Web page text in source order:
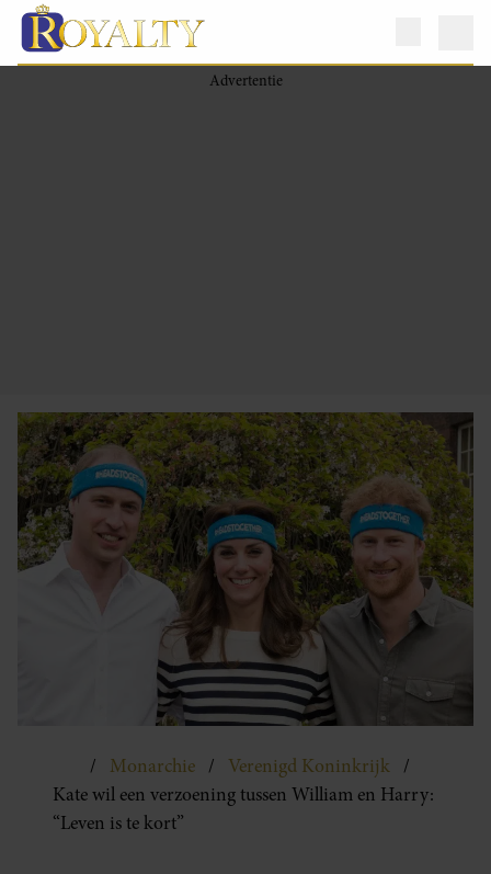
Monarchie
Verenigd Koninkrijk
Kate wil een verzoening tussen William en Harry:
“Leven is te kort”